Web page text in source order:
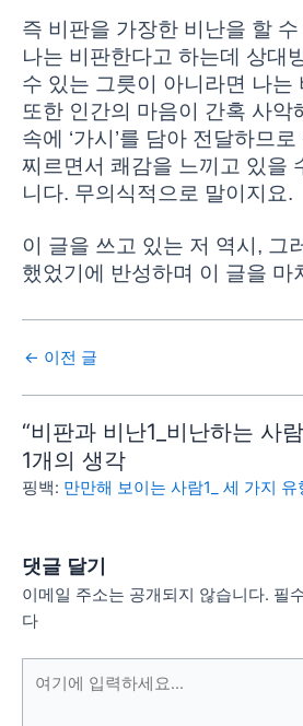
즉 비판을 가장한 비난을 할
나는 비판한다고 하는데 상대
수 있는 그릇이 아니라면 나는
또한 인간의 마음이 간혹 사악
속에 ‘가시’를 담아 전달하므
찌르면서 쾌감을 느끼고 있을
니다. 무의식적으로 말이지요.
이 글을 쓰고 있는 저 역시, 그
했었기에 반성하며 이 글을 마
← 이전 글
“비판과 비난1_비난하는 사
1개의 생각
핑백: 만만해 보이는 사람1_ 세 가지 유
댓글 달기
이메일 주소는 공개되지 않습니다. 필
다